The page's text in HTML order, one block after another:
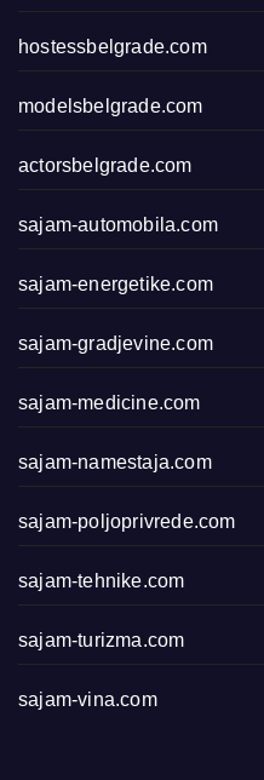
hostessbelgrade.com
modelsbelgrade.com
actorsbelgrade.com
sajam-automobila.com
sajam-energetike.com
sajam-gradjevine.com
sajam-medicine.com
sajam-namestaja.com
sajam-poljoprivrede.com
sajam-tehnike.com
sajam-turizma.com
sajam-vina.com